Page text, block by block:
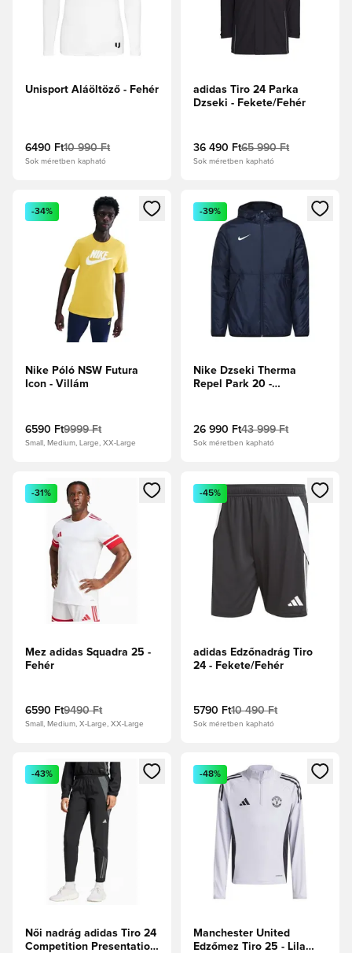
Unisport Aláöltöző - Fehér
6490 Ft10 990 Ft
Sok méretben kapható
adidas Tiro 24 Parka
Dzseki - Fekete/Fehér
36 490 Ft65 990 Ft
Sok méretben kapható
Megnyit egy modált a bejelentkezéshez vagy a tagként
-34%
Nike Póló NSW Futura
Icon - Villám
6590 Ft9999 Ft
Small, Medium, Large, XX-Large
Megnyit egy modált a
-39%
Nike Dzseki Therma
Repel Park 20 -
26 990 Ft43 999 Ft
Sok méretben kapható
Megnyit egy modált a bejelentkezéshez vagy a tagként
-31%
Mez adidas Squadra 25 -
Fehér
6590 Ft9490 Ft
Small, Medium, X-Large, XX-Large
Megnyit egy modált a
-45%
adidas Edzőnadrág Tiro
24 - Fekete/Fehér
5790 Ft10 490 Ft
Sok méretben kapható
Megnyit egy modált a bejelentkezéshez vagy a tagként
-43%
Női nadrág adidas Tiro 24
Competition Presentation
Megnyit egy modált a
-48%
Manchester United
Edzőmez Tiro 25 - Lila